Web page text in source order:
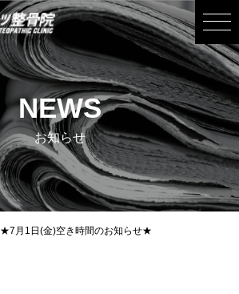
NEWS
お知らせ
★7月1日(金)空き時間のお知らせ★